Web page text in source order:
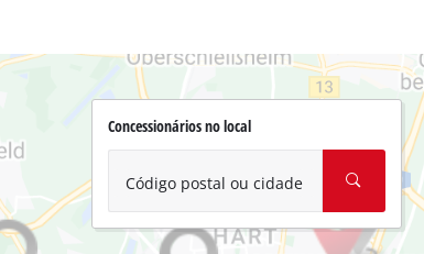
Concessionários no local
Código postal ou cidade